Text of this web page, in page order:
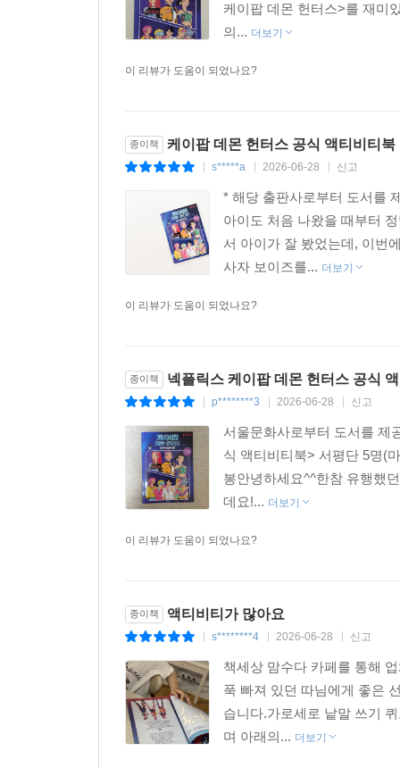
케이팝 데몬 헌터스>를 재미
의... 더보기
이 리뷰가 도움이 되었나요?
종이책 케이팝 데몬 헌터스 공식 액티비티북
s*****a 2026-06-28 신고
* 해당 출판사로부터 도서를
아이도 처음 나왔을 때부터
서 아이가 잘 봤었는데, 이번
사자 보이즈를... 더보기
이 리뷰가 도움이 되었나요?
종이책 넥플릭스 케이팝 데몬 헌터스 공식
p********3 2026-06-28 신고
서울문화사로부터 도서를 제
식 액티비티북> 서평단 5명(
봉안녕하세요^^한참 유행했
데요!... 더보기
이 리뷰가 도움이 되었나요?
종이책 액티비티가 많아요
s********4 2026-06-28 신고
책세상 맘수다 카페를 통해
푹 빠져 있던 따님에게 좋은
습니다.가로세로 낱말 쓰기
며 아래의... 더보기